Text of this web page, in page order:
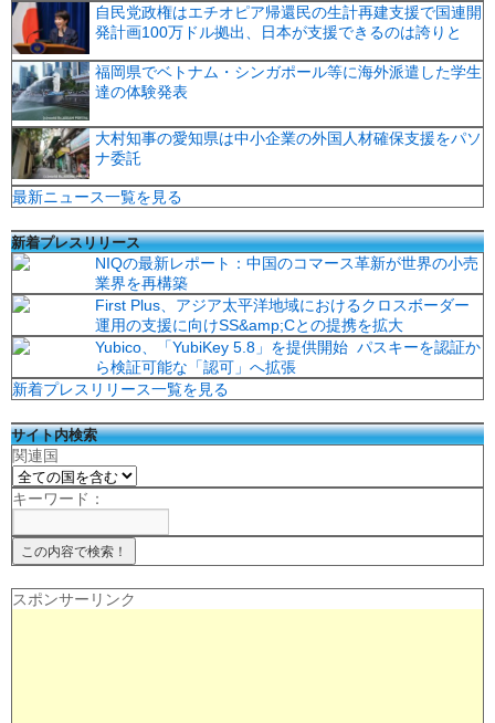
自民党政権はエチオピア帰還民の生計再建支援で国連開
発計画100万ドル拠出、日本が支援できるのは誇りと
福岡県でベトナム・シンガポール等に海外派遣した学生
達の体験発表
大村知事の愛知県は中小企業の外国人材確保支援をパソ
ナ委託
最新ニュース一覧を見る
新着プレスリリース
NIQの最新レポート：中国のコマース革新が世界の小売
業界を再構築
First Plus、アジア太平洋地域におけるクロスボーダー
運用の支援に向けSS&amp;Cとの提携を拡大
Yubico、「YubiKey 5.8」を提供開始 パスキーを認証か
ら検証可能な「認可」へ拡張
新着プレスリリース一覧を見る
サイト内検索
関連国
キーワード：
スポンサーリンク